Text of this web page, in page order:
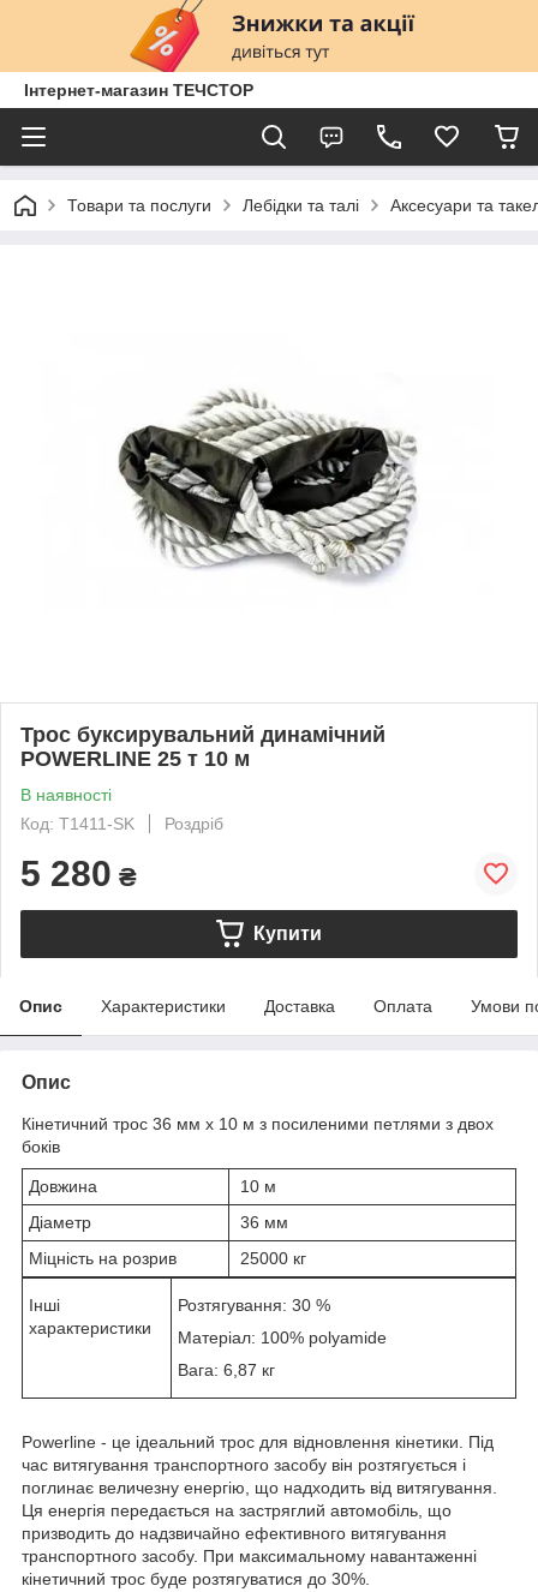
Інтернет-магазин ТЕЧСТОР
Товари та послуги Лебідки та талі Аксесуари та
Трос буксирувальний динамічний
POWERLINE 25 т 10 м
В наявності
Код: T1411-SK
Роздріб
5 280 ₴
Купити
Опис Характеристики Доставка Оплата Умови
Опис
Кінетичний трос 36 мм х 10 м з посиленими петлями з двох
боків
Довжина
10 м
Діаметр
36 мм
Міцність на розрив
25000 кг
Інші
характеристики
Розтягування: 30 %
Матеріал: 100% polyamide
Вага: 6,87 кг
Powerline - це ідеальний трос для відновлення кінетики. Під
час витягування транспортного засобу він розтягується і
поглинає величезну енергію, що надходить від витягування.
Ця енергія передається на застряглий автомобіль, що
призводить до надзвичайно ефективного витягування
транспортного засобу. При максимальному навантаженні
кінетичний трос буде розтягуватися до 30%.